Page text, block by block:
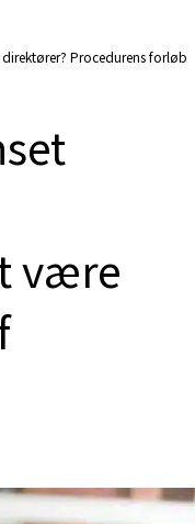
Procedurens forløb
være